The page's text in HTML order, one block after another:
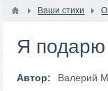
Ваши стихи О
Я подарю
Автор:
Валерий